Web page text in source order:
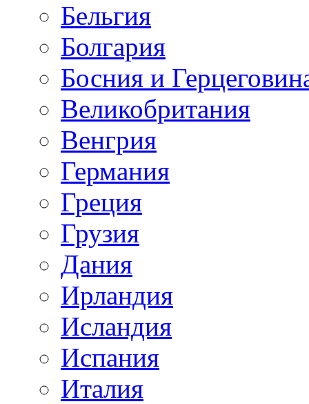
Бельгия
Болгария
Босния и
Великобритания
Венгрия
Германия
Греция
Грузия
Дания
Ирландия
Исландия
Испания
Италия